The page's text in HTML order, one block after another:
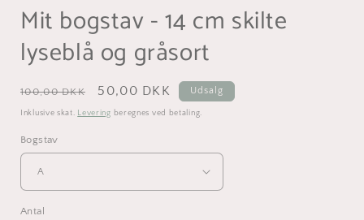
Mit bogstav - 14 cm skilte
lyseblå og gråsort
Normalpris
100,00 DKK Udsalgspris
50,00 DKK Udsalg
Inklusive skat. Levering beregnes ved betaling.
Bogstav
Antal